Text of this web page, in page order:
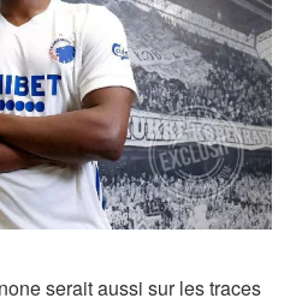
serait aussi sur les traces